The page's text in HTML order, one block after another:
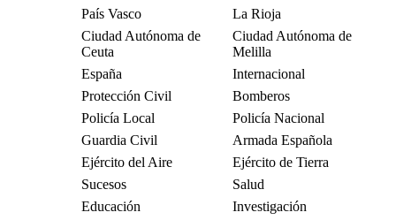
País Vasco
La Rioja
Ciudad Autónoma de
Ceuta
Ciudad Autónoma de
Melilla
España
Internacional
Protección Civil
Bomberos
Policía Local
Policía Nacional
Guardia Civil
Armada Española
Ejército del Aire
Ejército de Tierra
Sucesos
Salud
Educación
Investigación